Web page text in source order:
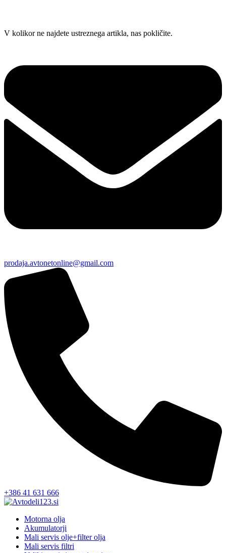
Skip
V kolikor ne najdete ustreznega artikla, nas pokličite.
prodaja.avtonetonline@gmail.com
+386 41 631 666
Avtodeli123.si
Prodaja rezervnih avtodelov
Motorna olja
Akumulatorji
Mali servis olje+filter olja
Mali servis filtri